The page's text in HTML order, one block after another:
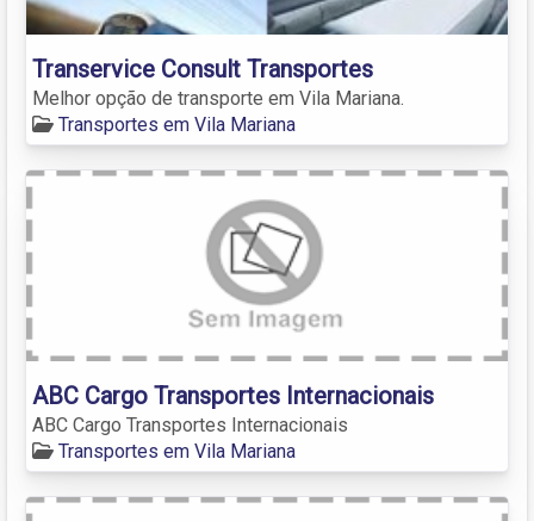
Transervice Consult Transportes
Melhor opção de transporte em Vila Mariana.
Transportes em Vila Mariana
ABC Cargo Transportes Internacionais
ABC Cargo Transportes Internacionais
Transportes em Vila Mariana